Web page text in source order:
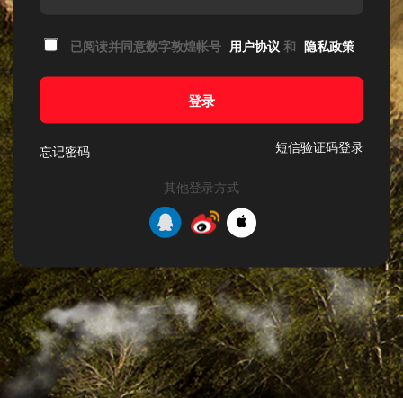
已阅读并同意数字敦煌帐号 用户协议 和 隐私政策
登录
忘记密码 短信验证码登录
其他登录方式